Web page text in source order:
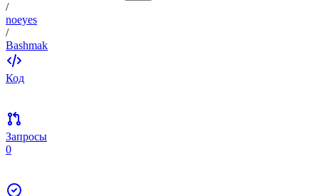
/
noeyes
/
Bashmak
Код
Запросы
0